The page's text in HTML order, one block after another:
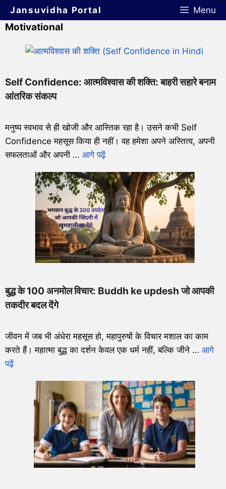
Jansuvidha Portal Menu
Motivational
Self Confidence: आत्मविश्वास की शक्ति: बाहरी सहारे बनाम
आंतरिक संकल्प
मनुष्य स्वभाव से ही खोजी और आस्तिक रहा है। उसने कभी Self
Confidence महसूस किया ही नहीं। वह हमेशा अपने अस्तित्व, अपनी
सफलताओं और अपनी … आगे पढ़ें
बुद्ध के 100 अनमोल विचार: Buddh ke updesh जो आपकी
तकदीर बदल देंगे
जीवन में जब भी अंधेरा महसूस हो, महापुरुषों के विचार मशाल का काम
करते हैं। महात्मा बुद्ध का दर्शन केवल एक धर्म नहीं, बल्कि जीने … आगे
पढ़ें